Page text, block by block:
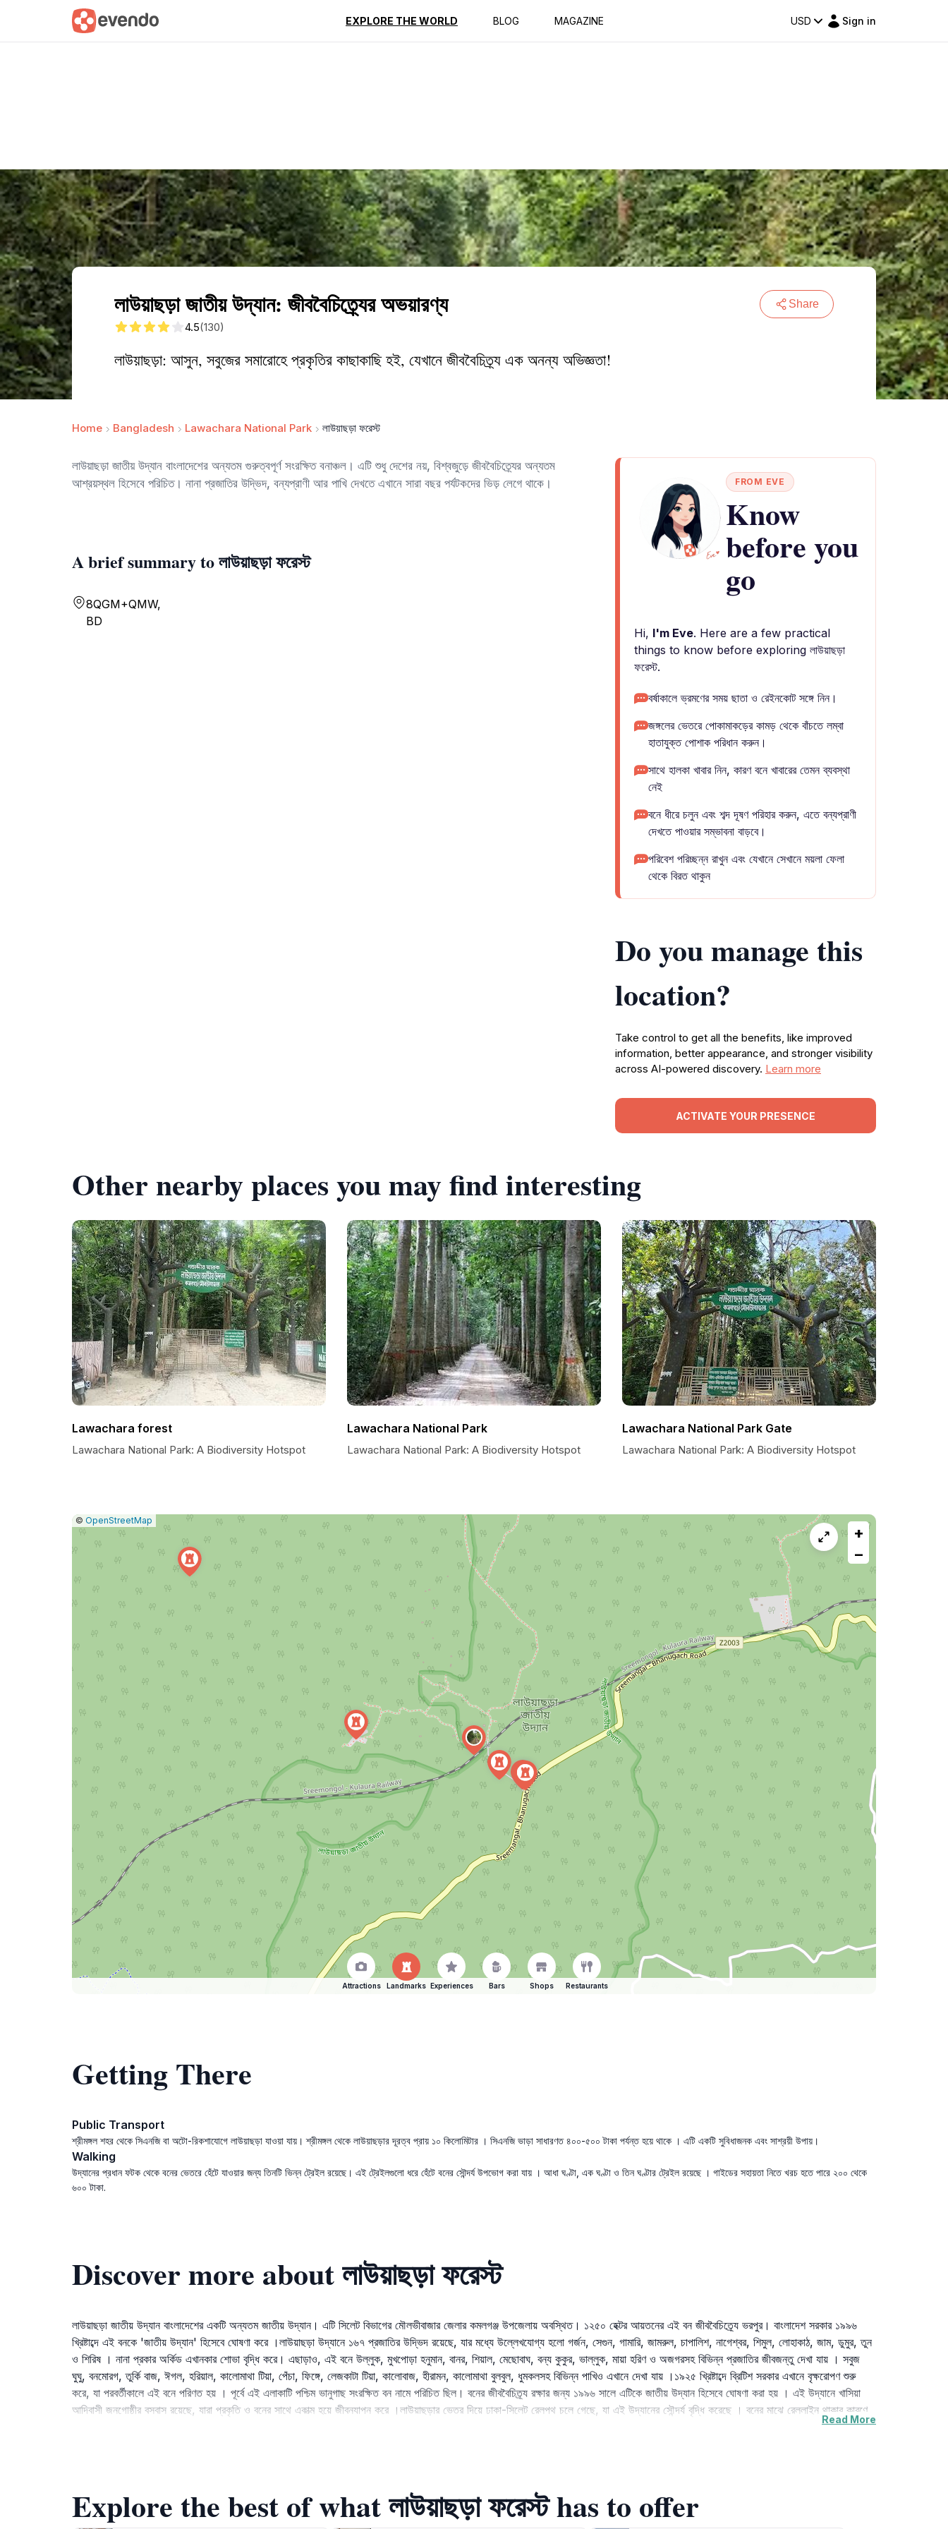
EXPLORE THE WORLD BLOG MAGAZINE USD Sign in
Summary Map Reviews
লাউয়াছড়া জাতীয় উদ্যান: জীববৈচিত্র্যের অভয়ারণ্য Share
4.5(130)
লাউয়াছড়া: আসুন, সবুজের সমারোহে প্রকৃতির কাছাকাছি হই, যেখানে জীববৈচিত্র্য এক অনন্য অভিজ্ঞতা!
Home Bangladesh Lawachara National Park লাউয়াছড়া ফরেস্ট
লাউয়াছড়া জাতীয় উদ্যান বাংলাদেশের অন্যতম গুরুত্বপূর্ণ সংরক্ষিত বনাঞ্চল। এটি শুধু দেশের নয়, বিশ্বজুড়ে জীববৈচিত্র্যের অন্যতম
আশ্রয়স্থল হিসেবে পরিচিত। নানা প্রজাতির উদ্ভিদ, বন্যপ্রাণী আর পাখি দেখতে এখানে সারা বছর পর্যটকদের ভিড় লেগে থাকে।
A brief summary to লাউয়াছড়া ফরেস্ট
8QGM+QMW,
BD
FROM EVE
Know
before you
go
Hi, I'm Eve. Here are a few practical
things to know before exploring লাউয়াছড়া
ফরেস্ট.
বর্ষাকালে ভ্রমণের সময় ছাতা ও রেইনকোট সঙ্গে নিন।
জঙ্গলের ভেতরে পোকামাকড়ের কামড় থেকে বাঁচতে লম্বা
হাতাযুক্ত পোশাক পরিধান করুন।
সাথে হালকা খাবার নিন, কারণ বনে খাবারের তেমন ব্যবস্থা
নেই
বনে ধীরে চলুন এবং শব্দ দূষণ পরিহার করুন, এতে বন্যপ্রাণী
দেখতে পাওয়ার সম্ভাবনা বাড়বে।
পরিবেশ পরিচ্ছন্ন রাখুন এবং যেখানে সেখানে ময়লা ফেলা
থেকে বিরত থাকুন
Do you manage this
location?
Take control to get all the benefits, like improved
information, better appearance, and stronger visibility
across AI-powered discovery. Learn more
ACTIVATE YOUR PRESENCE
Other nearby places you may find interesting
Lawachara forest
Lawachara National Park: A Biodiversity Hotspot
Lawachara National Park
Lawachara National Park: A Biodiversity Hotspot
Lawachara National Park Gate
Lawachara National Park: A Biodiversity Hotspot
Leaflet
|© OpenStreetMap
issue
+
−
Attractions Landmarks Experiences Bars Shops Restaurants
Getting There
Public Transport
শ্রীমঙ্গল শহর থেকে সিএনজি বা অটো-রিকশাযোগে লাউয়াছড়া যাওয়া যায়। শ্রীমঙ্গল থেকে লাউয়াছড়ার দূরত্ব প্রায় ১০ কিলোমিটার । সিএনজি ভাড়া সাধারণত ৪০০-৫০০ টাকা পর্যন্ত হয়ে থাকে । এটি একটি সুবিধাজনক এবং সাশ্রয়ী উপায়।
Walking
উদ্যানের প্রধান ফটক থেকে বনের ভেতরে হেঁটে যাওয়ার জন্য তিনটি ভিন্ন ট্রেইল রয়েছে। এই ট্রেইলগুলো ধরে হেঁটে বনের সৌন্দর্য উপভোগ করা যায় । আধা ঘণ্টা, এক ঘণ্টা ও তিন ঘণ্টার ট্রেইল রয়েছে । গাইডের সহায়তা নিতে খরচ হতে পারে ২০০ থেকে
৬০০ টাকা.
Discover more about লাউয়াছড়া ফরেস্ট
লাউয়াছড়া জাতীয় উদ্যান বাংলাদেশের একটি অন্যতম জাতীয় উদ্যান। এটি সিলেট বিভাগের মৌলভীবাজার জেলার কমলগঞ্জ উপজেলায় অবস্থিত। ১২৫০ হেক্টর আয়তনের এই বন জীববৈচিত্র্যে ভরপুর। বাংলাদেশ সরকার ১৯৯৬
খ্রিষ্টাব্দে এই বনকে 'জাতীয় উদ্যান' হিসেবে ঘোষণা করে ।লাউয়াছড়া উদ্যানে ১৬৭ প্রজাতির উদ্ভিদ রয়েছে, যার মধ্যে উল্লেখযোগ্য হলো গর্জন, সেগুন, গামারি, জামরুল, চাপালিশ, নাগেশ্বর, শিমুল, লোহাকাঠ, জাম, ডুমুর, তুন
ও শিরিষ । নানা প্রকার অর্কিড এখানকার শোভা বৃদ্ধি করে। এছাড়াও, এই বনে উল্লুক, মুখপোড়া হনুমান, বানর, শিয়াল, মেছোবাঘ, বন্য কুকুর, ভাল্লুক, মায়া হরিণ ও অজগরসহ বিভিন্ন প্রজাতির জীবজন্তু দেখা যায় । সবুজ
ঘুঘু, বনমোরগ, তুর্কি বাজ, ঈগল, হরিয়াল, কালোমাথা টিয়া, পেঁচা, ফিঙ্গে, লেজকাটা টিয়া, কালোবাজ, হীরামন, কালোমাথা বুলবুল, ধুমকলসহ বিভিন্ন পাখিও এখানে দেখা যায় ।১৯২৫ খ্রিষ্টাব্দে ব্রিটিশ সরকার এখানে বৃক্ষরোপণ শুরু
করে, যা পরবর্তীকালে এই বনে পরিণত হয় । পূর্বে এই এলাকাটি পশ্চিম ভানুগাছ সংরক্ষিত বন নামে পরিচিত ছিল। বনের জীববৈচিত্র্য রক্ষার জন্য ১৯৯৬ সালে এটিকে জাতীয় উদ্যান হিসেবে ঘোষণা করা হয় । এই উদ্যানে খাসিয়া
আদিবাসী জনগোষ্ঠীর বসবাস রয়েছে, যারা প্রকৃতি ও বনের সাথে একাত্ম হয়ে জীবনযাপন করে ।লাউয়াছড়ার ভেতর দিয়ে ঢাকা-সিলেট রেলপথ চলে গেছে, যা এই উদ্যানের সৌন্দর্য বৃদ্ধি করেছে । বনের মাঝে রেললাইন থাকার কারণে
Read More
Explore the best of what লাউয়াছড়া ফরেস্ট has to offer